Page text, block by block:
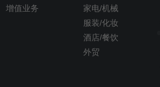
增值业务
家电/机械
服装/化妆
酒店/餐饮
外贸